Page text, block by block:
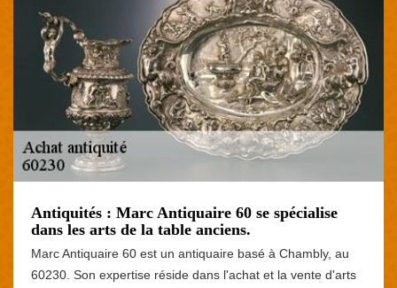
Antiquités : Marc Antiquaire 60 se spécialise
dans les arts de la table anciens.
Marc Antiquaire 60 est un antiquaire basé à Chambly, au
60230. Son expertise réside dans l'achat et la vente d'arts